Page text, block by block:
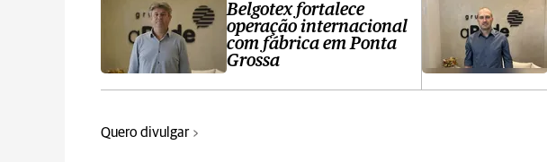
Belgotex fortalece
operação internacional
com fábrica em Ponta
Grossa
Quero divulgar